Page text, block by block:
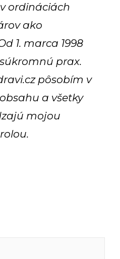
ordináciách
ako
1. marca 1998
prax.
pôsobím v
a všetky
mojou